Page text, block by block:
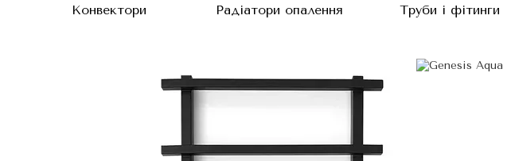
Конвектори Радіатори опалення Труби і фітинги